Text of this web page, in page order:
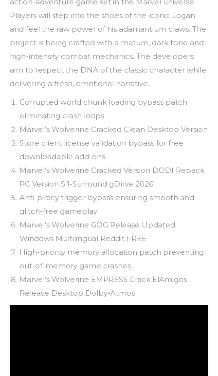
Players will step into the shoes of the iconic Logan
and feel the raw power of his adamantium claws. The
project is being crafted with a mature, dark tone and
high-intensity combat mechanics. The developers
aim to respect the DNA of the classic character while
delivering a fresh, emotional narrative.
Corrupted world chunk loading bypass patch
eliminating crash loops
Marvel’s Wolverine Cracked Clean Desktop Version
Store client license validation bypass for free
downloadable add-ons
Marvel’s Wolverine Cracked Version DODI Repack
PC Version 5.1-Surround gDrive 2026
Anti-piracy trigger bypass ensuring smooth and
glitch-free gameplay
Marvel’s Wolverine GOG Release Updated
Windows Multilingual Reddit FREE
High-priority memory allocation patch preventing
out-of-memory game crashes
Marvel’s Wolverine EMPRESS Crack ElAmigos
Release Desktop Dolby-Atmos